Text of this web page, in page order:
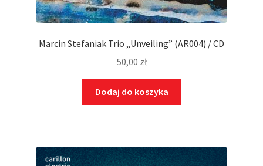
Marcin Stefaniak Trio „Unveiling” (AR004) / CD
50,00 zł
Dodaj do koszyka